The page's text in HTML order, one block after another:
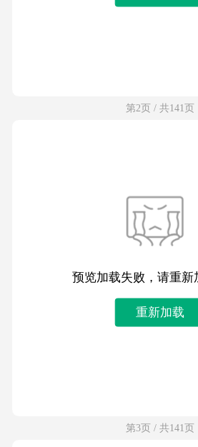
第2页 / 共141页
预览加载失败，请重新
重新加载
第3页 / 共141页